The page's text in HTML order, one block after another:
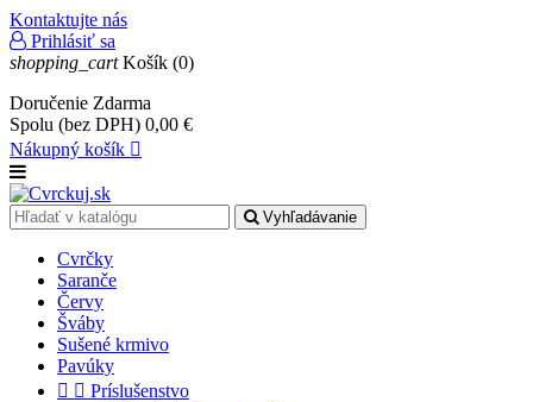
Kontaktujte nás
Prihlásiť sa
shopping_cart Košík (0)
Doručenie Zdarma
Spolu (bez DPH) 0,00 €
Nákupný košík 
Vyhľadávanie
Cvrčky
Saranče
Červy
Šváby
Sušené krmivo
Pavúky
  Príslušenstvo